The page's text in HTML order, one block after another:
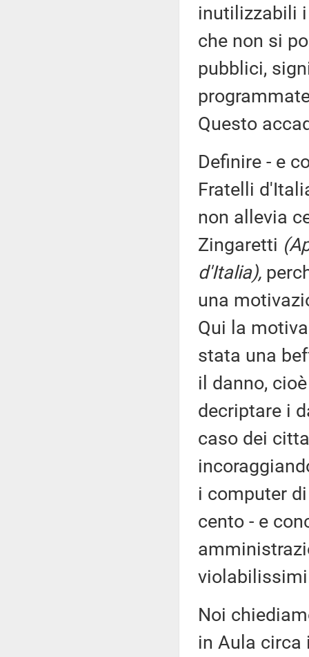
inutilizzabili
che non si
pubblici,
Questo
Definire - e
Fratelli
non allevia
Zingaretti
d'Italia),
una
Qui la
stata una
il danno,
decriptare i
caso dei
i computer
cento - e
Noi
in Aula circa